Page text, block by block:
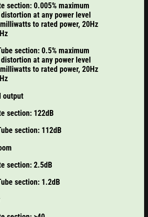
section: 0.005% maximum
at any power level
to rated power, 20Hz
section: 0.5% maximum
at any power level
to rated power, 20Hz
output
section: 122dB
section: 112dB
section: 2.5dB
section: 1.2dB